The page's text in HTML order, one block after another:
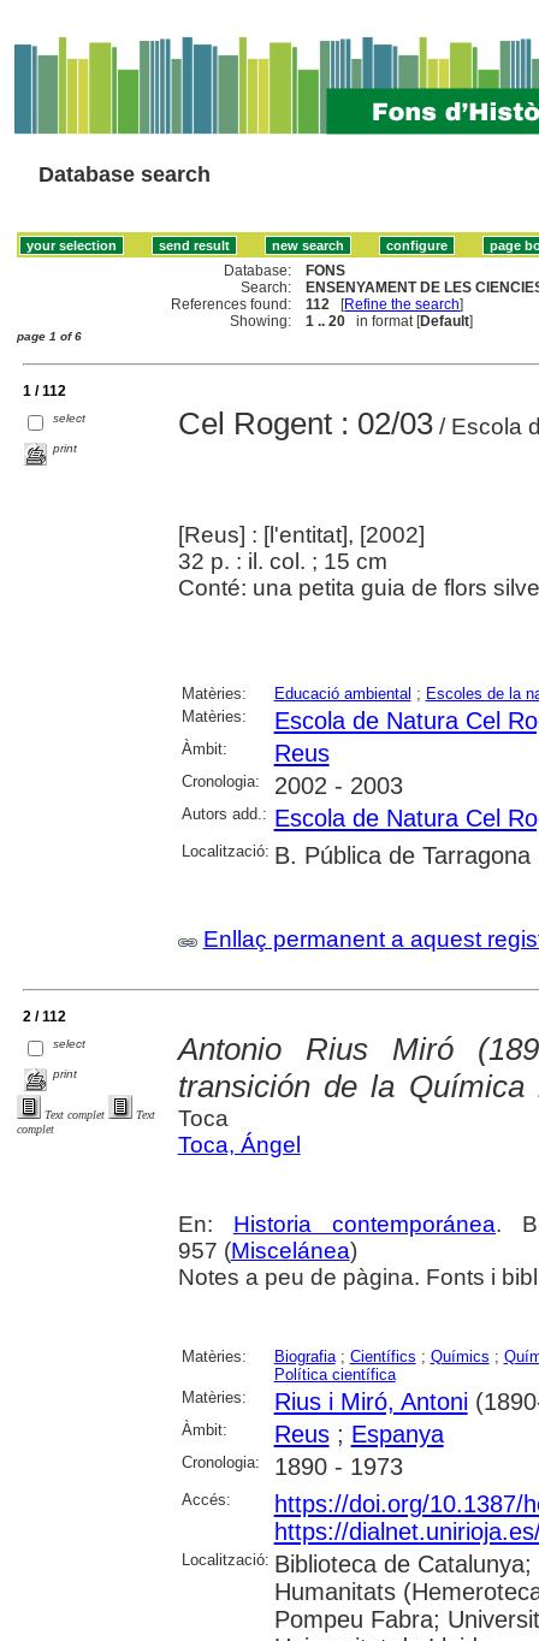
Database search
Database:
FONS
Search:
ENSENYAMENT DE LES
References found:
112 [Refine the search]
Showing:
1 .. 20 in format [Default]
page 1 of 6
1 / 112
select
print
Cel Rogent : 02/03/ Escola
[Reus] : [l'entitat], [2002]
32 p. : il. col. ; 15 cm
Conté: una petita guia de flors
Matèries: Educació ambiental ; Escoles de la
Matèries:
Escola de Natura Cel
Àmbit: Reus
Cronologia: 2002 - 2003
Autors add.: Escola de Natura Cel
Localització: B. Pública de Tarragona
Enllaç permanent a aquest
2 / 112
select
print
Text complet
Text
complet
Antonio Rius Miró
transición de la
Toca
Toca, Ángel
En: Historia contemporánea.
957 (Miscelánea)
Notes a peu de pàgina. Fonts i
Matèries: Biografia; Científics ; Químics ;
Política científica
Matèries:
Rius i Miró, Antoni
Àmbit: Reus; Espanya
Cronologia: 1890 - 1973
Accés:
https://doi.org/10.1387/
https://
Localització: Biblioteca de
Humanitats
Pompeu Fabra;